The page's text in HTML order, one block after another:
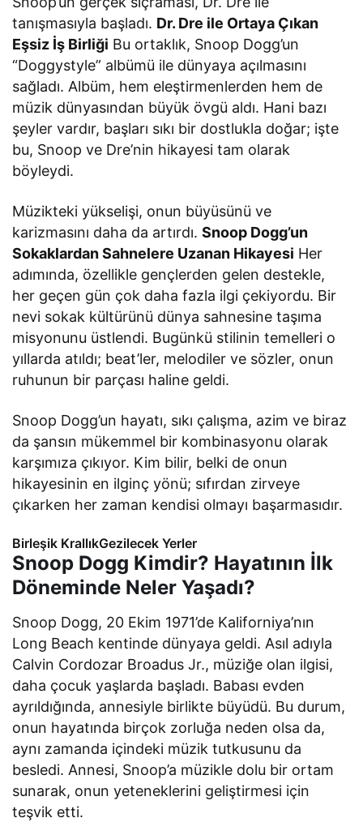
tanışmasıyla başladı. Dr. Dre ile Ortaya Çıkan
Eşsiz İş Birliği Bu ortaklık, Snoop Dogg’un
“Doggystyle” albümü ile dünyaya açılmasını
sağladı. Albüm, hem eleştirmenlerden hem de
müzik dünyasından büyük övgü aldı. Hani bazı
şeyler vardır, başları sıkı bir dostlukla doğar; işte
bu, Snoop ve Dre’nin hikayesi tam olarak
böyleydi.
Müzikteki yükselişi, onun büyüsünü ve
karizmasını daha da artırdı.Snoop Dogg’un
Sokaklardan Sahnelere Uzanan Hikayesi Her
adımında, özellikle gençlerden gelen destekle,
her geçen gün çok daha fazla ilgi çekiyordu. Bir
nevi sokak kültürünü dünya sahnesine taşıma
misyonunu üstlendi. Bugünkü stilinin temelleri o
yıllarda atıldı; beat’ler, melodiler ve sözler, onun
ruhunun bir parçası haline geldi.
Snoop Dogg’un hayatı, sıkı çalışma, azim ve biraz
da şansın mükemmel bir kombinasyonu olarak
karşımıza çıkıyor. Kim bilir, belki de onun
hikayesinin en ilginç yönü; sıfırdan zirveye
çıkarken her zaman kendisi olmayı başarmasıdır.
Birleşik KrallıkGezilecek Yerler
Snoop Dogg Kimdir? Hayatının İlk
Döneminde Neler Yaşadı?
Snoop Dogg, 20 Ekim 1971’de Kaliforniya’nın
Long Beach kentinde dünyaya geldi. Asıl adıyla
Calvin Cordozar Broadus Jr., müziğe olan ilgisi,
daha çocuk yaşlarda başladı. Babası evden
ayrıldığında, annesiyle birlikte büyüdü. Bu durum,
onun hayatında birçok zorluğa neden olsa da,
aynı zamanda içindeki müzik tutkusunu da
besledi. Annesi, Snoop’a müzikle dolu bir ortam
sunarak, onun yeteneklerini geliştirmesi için
teşvik etti.